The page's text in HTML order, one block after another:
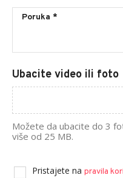
Ubacite video ili foto
Možete da ubacite do 3
više od 25 MB.
Pristajete na pravila